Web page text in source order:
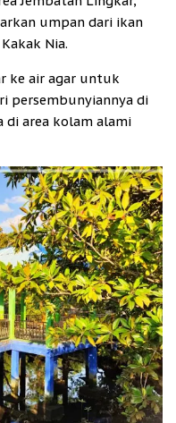
umpan dari ikan
Nia.
ke air agar untuk
persembunyiannya di
di area kolam alami